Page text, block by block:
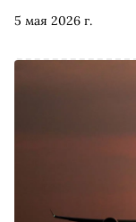
5 мая 2026 г.
побега от себя и
кинематограф и